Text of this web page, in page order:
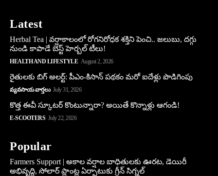
Latest
Herbal Tea | వర్షాకాలంలో రోగనిరోధక శక్తిని పెంచి.. జలుబు, దగ్గు
నుండి కాపాడే బెస్ట్ హెర్బల్ టీలు!
HEALTH AND LIFESTYLE August 2, 2026
రైతులకు బిగ్ అలర్ట్: పీఎం-కిసాన్ పథకం మరో ఐదేళ్లు పొడిగింపు
వ్యవసాయ వార్తలు July 31, 2026
కొత్త ఈవీ స్కూట‌ర్ కొంటున్నారా? అయితే కొన్నాళ్లు ఆగండి!
E-SCOOTERS July 22, 2026
Popular
Farmers Support | అకాల వర్షాల బాధితులకు ఊరట, డెయిరీ
అభివృద్ధి, సోలార్ ప్లాంట్ల ఏర్పాటుకు గ్రీన్‌ సిగ్నల్